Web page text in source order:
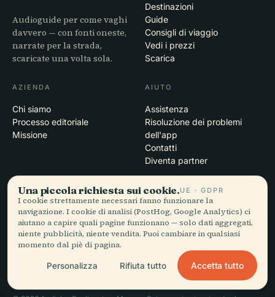
Audioguide per come vaghi
davvero — con fonti oneste,
narrate per la strada,
scaricate una volta sola.
Destinazioni
Guide
Consigli di viaggio
Vedi i prezzi
Scarica
AZIENDA
Chi siamo
Processo editoriale
Missione
AIUTO
Assistenza
Risoluzione dei problemi
dell'app
Contatti
Diventa partner
LEGALE
Privacy
Termini
Impostazioni cookie
Elimina account
Una piccola richiesta sui cookie.UE · GDPR
I cookie strettamente necessari fanno funzionare la
navigazione. I cookie di analisi (PostHog, Google Analytics) ci
aiutano a capire quali pagine funzionano — solo dati aggregati,
niente pubblicità, niente vendita. Puoi cambiare in qualsiasi
momento dal piè di pagina.
Personalizza Rifiuta tutto Accetta tutto